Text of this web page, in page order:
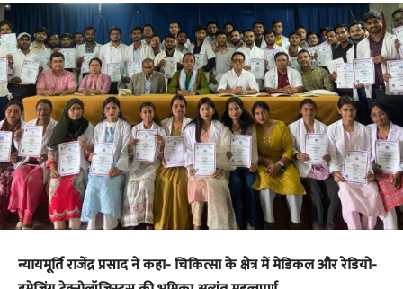
न्यायमूर्ति राजेंद्र प्रसाद ने कहा- चिकित्सा के क्षेत्र में मेडिकल और रेडियो-